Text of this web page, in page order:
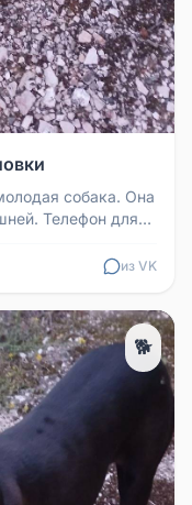
собака. Она
Телефон для
из VK
🐕